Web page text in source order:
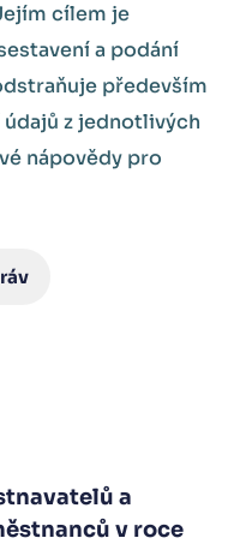
cílem je
a podání
především
z jednotlivých
nápovědy pro
a
v roce